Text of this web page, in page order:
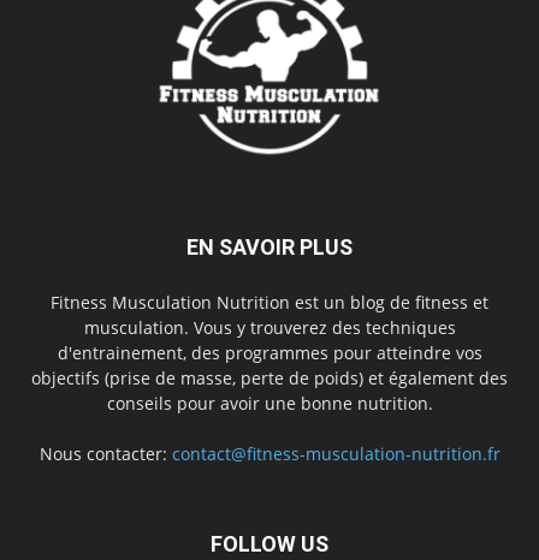
EN SAVOIR PLUS
Fitness Musculation Nutrition est un blog de fitness et
musculation. Vous y trouverez des techniques
d'entrainement, des programmes pour atteindre vos
objectifs (prise de masse, perte de poids) et également des
conseils pour avoir une bonne nutrition.
Nous contacter: contact@fitness-musculation-nutrition.fr
FOLLOW US